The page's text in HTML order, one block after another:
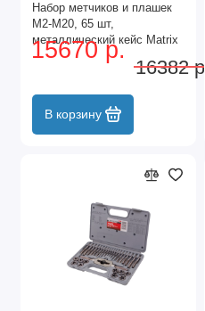
Набор метчиков и плашек
М2-М20, 65 шт,
металлический кейс Matrix
15670 р.
16382 р.
В корзину